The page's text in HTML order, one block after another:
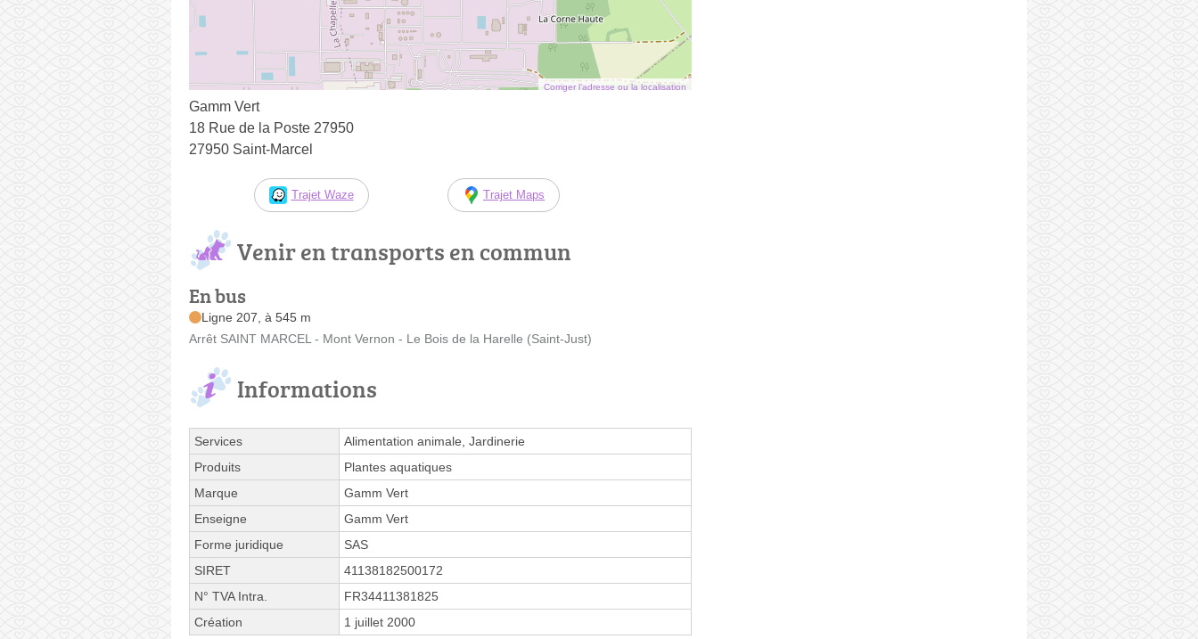
Corriger l’adresse ou la localisation
Gamm Vert
18 Rue de la Poste 27950
27950 Saint-Marcel
Trajet Waze Trajet Maps
Venir en transports en commun
En bus
Ligne 207, à 545 m
Arrêt SAINT MARCEL - Mont Vernon - Le Bois de la Harelle (Saint-Just)
Informations
Services
Alimentation animale, Jardinerie
Produits
Plantes aquatiques
Marque
Gamm Vert
Enseigne
Gamm Vert
Forme juridique
SAS
SIRET
41138182500172
N° TVA Intra.
FR34411381825
Création
1 juillet 2000